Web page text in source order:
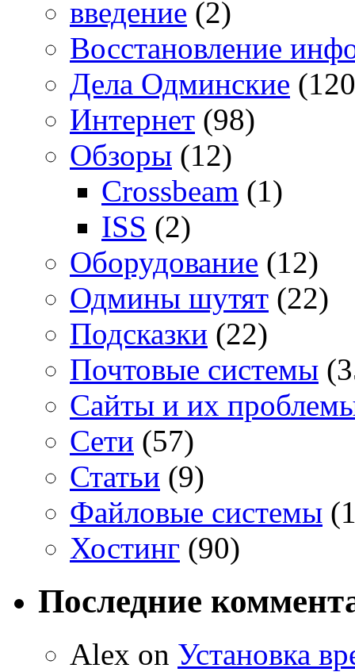
введение (2)
Восстановление
Дела Одминские
Интернет (98)
Обзоры (12)
Crossbeam (1)
ISS (2)
Оборудование (12)
Одмины шутят (22)
Подсказки (22)
Почтовые системы
Сайты и их
Сети (57)
Статьи (9)
Файловые системы
Хостинг (90)
Последние
Alex on Установка